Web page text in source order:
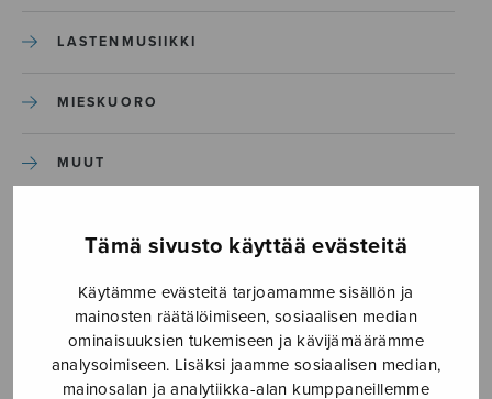
Tämä sivusto käyttää evästeitä
Käytämme evästeitä tarjoamamme sisällön ja
mainosten räätälöimiseen, sosiaalisen median
ominaisuuksien tukemiseen ja kävijämäärämme
analysoimiseen. Lisäksi jaamme sosiaalisen median,
mainosalan ja analytiikka-alan kumppaneillemme
LASTENMUSIIKKI
MIESKUORO
MUUT
SEKAKUORO
SOITINKOULUT JA OPPAAT